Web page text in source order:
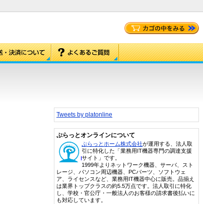
Tweets by platonline
ぷらっとオンラインについて
ぷらっとホーム株式会社が運用する、法人取
引に特化した「業務用IT機器専門の調達支援
サイト」です。
1999年よりネットワーク機器、サーバ、スト
レージ、パソコン周辺機器、PCパーツ、ソフトウェ
ア、ライセンスなど、業務用IT機器中心に販売。品揃え
は業界トップクラスの約5.5万点です。法人取引に特化
し、学校・官公庁・一般法人のお客様の請求書後払いに
も対応しています。